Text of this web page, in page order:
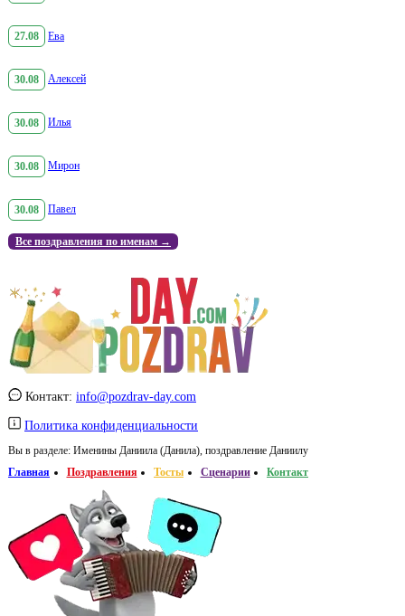
27.08 Ева
30.08 Алексей
30.08 Илья
30.08 Мирон
30.08 Павел
Все поздравления по именам →
Контакт: info@pozdrav-day.com
Политика конфиденциальности
Вы в разделе: Именины Даниила (Данила), поздравление Даниилу
Главная
Поздравления Тосты Сценарии Контакт